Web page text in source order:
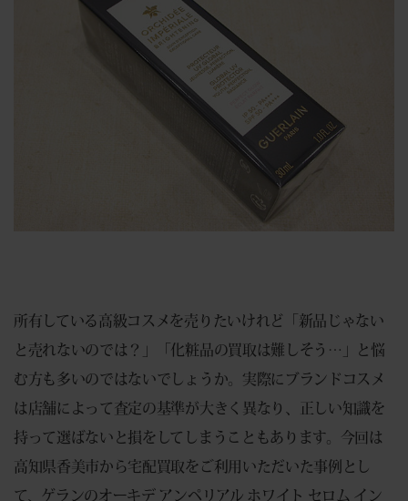
所有している高級コスメを売りたいけれど「新品じゃない
と売れないのでは？」「化粧品の買取は難しそう…」と悩
む方も多いのではないでしょうか。実際にブランドコスメ
は店舗によって査定の基準が大きく異なり、正しい知識を
持って選ばないと損をしてしまうこともあります。今回は
高知県香美市から宅配買取をご利用いただいた事例とし
て、ゲランのオーキデ アンペリアル ホワイト セロム イン